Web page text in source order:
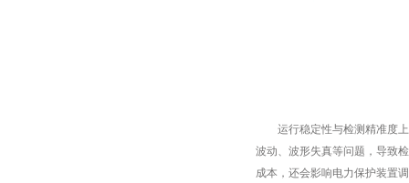
运行稳定性与检测精准度上
波动、波形失真等问题，导致
成本，还会影响电力保护装置